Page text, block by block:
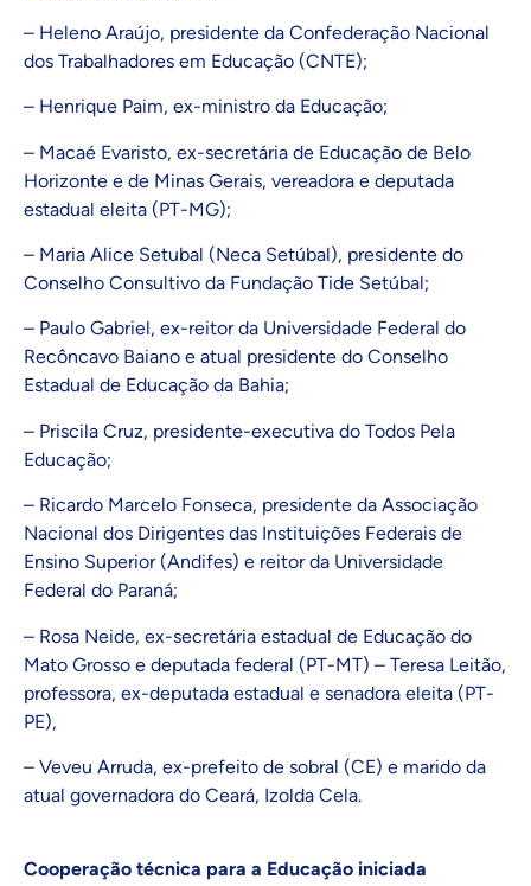
– Heleno Araújo, presidente da Confederação Nacional
dos Trabalhadores em Educação (CNTE);
– Henrique Paim, ex-ministro da Educação;
– Macaé Evaristo, ex-secretária de Educação de Belo
Horizonte e de Minas Gerais, vereadora e deputada
estadual eleita (PT-MG);
– Maria Alice Setubal (Neca Setúbal), presidente do
Conselho Consultivo da Fundação Tide Setúbal;
– Paulo Gabriel, ex-reitor da Universidade Federal do
Recôncavo Baiano e atual presidente do Conselho
Estadual de Educação da Bahia;
– Priscila Cruz, presidente-executiva do Todos Pela
Educação;
– Ricardo Marcelo Fonseca, presidente da Associação
Nacional dos Dirigentes das Instituições Federais de
Ensino Superior (Andifes) e reitor da Universidade
Federal do Paraná;
– Rosa Neide, ex-secretária estadual de Educação do
Mato Grosso e deputada federal (PT-MT) – Teresa Leitão,
professora, ex-deputada estadual e senadora eleita (PT-
PE),
– Veveu Arruda, ex-prefeito de sobral (CE) e marido da
atual governadora do Ceará, Izolda Cela.
Cooperação técnica para a Educação iniciada